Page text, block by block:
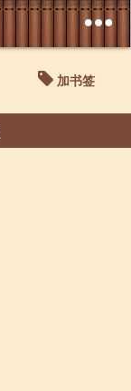
加书签